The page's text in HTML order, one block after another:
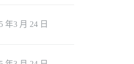
年3 月 24 日